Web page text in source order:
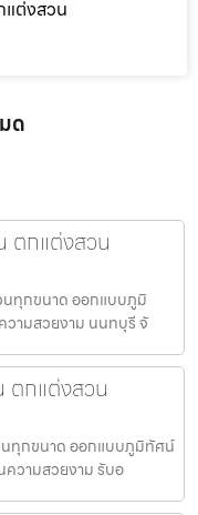
แต่งสวน
ด
ตกแต่งสวน
ทุกขนาด ออกแบบภูมิ
วามสวยงาม นนทบุรี จั
ตกแต่งสวน
ทุกขนาด ออกแบบภูมิทัศน์
ความสวยงาม รับอ